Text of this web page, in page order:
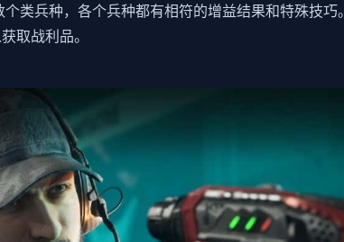
类兵种，各个兵种都有相符的增益结果和特殊技巧。
取战利品。